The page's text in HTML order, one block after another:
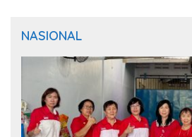
NASIONAL